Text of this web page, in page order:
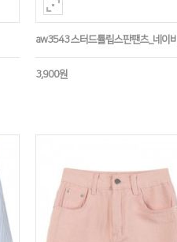
aw3543 스터드튤립스판팬츠_네이비
3,900원